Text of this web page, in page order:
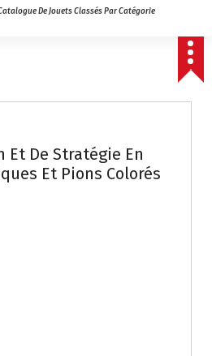
De Jouets Classés Par Catégorie
Et De Stratégie En
Et Pions Colorés